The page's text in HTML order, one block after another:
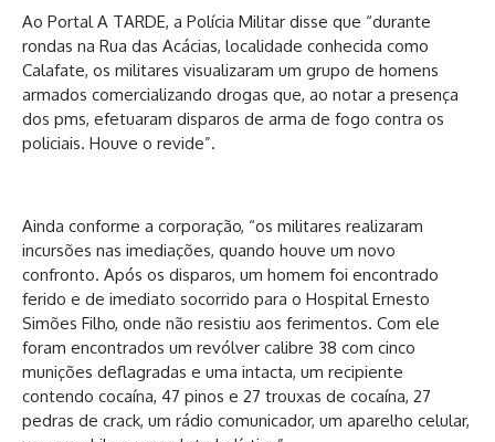
Ao Portal A TARDE, a Polícia Militar disse que “durante
rondas na Rua das Acácias, localidade conhecida como
Calafate, os militares visualizaram um grupo de homens
armados comercializando drogas que, ao notar a presença
dos pms, efetuaram disparos de arma de fogo contra os
policiais. Houve o revide”.
Ainda conforme a corporação, “os militares realizaram
incursões nas imediações, quando houve um novo
confronto. Após os disparos, um homem foi encontrado
ferido e de imediato socorrido para o Hospital Ernesto
Simões Filho, onde não resistiu aos ferimentos. Com ele
foram encontrados um revólver calibre 38 com cinco
munições deflagradas e uma intacta, um recipiente
contendo cocaína, 47 pinos e 27 trouxas de cocaína, 27
pedras de crack, um rádio comunicador, um aparelho celular,